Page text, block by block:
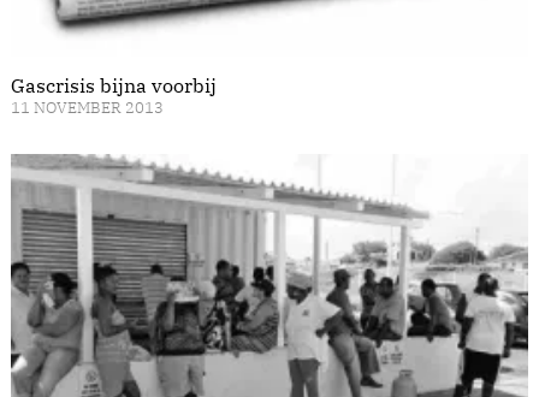
Gascrisis bijna voorbij
11 NOVEMBER 2013